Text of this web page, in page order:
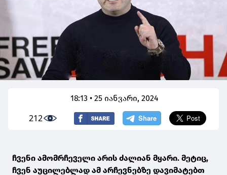
18:13 • 25 იანვარი, 2024
212
ჩვენი ამომრჩეველი არის ძალიან მყარი. მეტიც,
ჩვენ აუცილებლად ამ არჩევნებზე დავიმატებთ